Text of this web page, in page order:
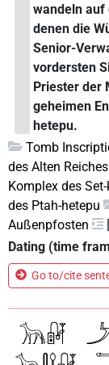
wandeln auf
denen die
Senior-
vordersten
Priester der
geheimen
hetepu.
Tomb
des Alten Reiches
Komplex des
des Ptah-hetepu
Außenpfosten
Dating (time
Go to/cite